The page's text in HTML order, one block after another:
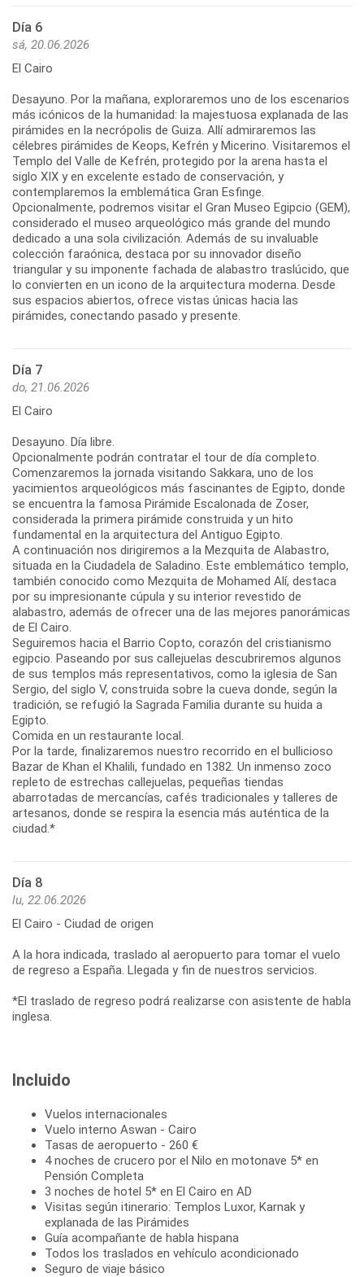
Día 6
sá, 20.06.2026
El Cairo
Desayuno. Por la mañana, exploraremos uno de los escenarios
más icónicos de la humanidad: la majestuosa explanada de las
pirámides en la necrópolis de Guiza. Allí admiraremos las
célebres pirámides de Keops, Kefrén y Micerino. Visitaremos el
Templo del Valle de Kefrén, protegido por la arena hasta el
siglo XIX y en excelente estado de conservación, y
contemplaremos la emblemática Gran Esfinge.
Opcionalmente, podremos visitar el Gran Museo Egipcio (GEM),
considerado el museo arqueológico más grande del mundo
dedicado a una sola civilización. Además de su invaluable
colección faraónica, destaca por su innovador diseño
triangular y su imponente fachada de alabastro traslúcido, que
lo convierten en un icono de la arquitectura moderna. Desde
sus espacios abiertos, ofrece vistas únicas hacia las
pirámides, conectando pasado y presente.
Día 7
do, 21.06.2026
El Cairo
Desayuno. Día libre.
Opcionalmente podrán contratar el tour de día completo.
Comenzaremos la jornada visitando Sakkara, uno de los
yacimientos arqueológicos más fascinantes de Egipto, donde
se encuentra la famosa Pirámide Escalonada de Zoser,
considerada la primera pirámide construida y un hito
fundamental en la arquitectura del Antiguo Egipto.
A continuación nos dirigiremos a la Mezquita de Alabastro,
situada en la Ciudadela de Saladino. Este emblemático templo,
también conocido como Mezquita de Mohamed Alí, destaca
por su impresionante cúpula y su interior revestido de
alabastro, además de ofrecer una de las mejores panorámicas
de El Cairo.
Seguiremos hacia el Barrio Copto, corazón del cristianismo
egipcio. Paseando por sus callejuelas descubriremos algunos
de sus templos más representativos, como la iglesia de San
Sergio, del siglo V, construida sobre la cueva donde, según la
tradición, se refugió la Sagrada Familia durante su huida a
Egipto.
Comida en un restaurante local.
Por la tarde, finalizaremos nuestro recorrido en el bullicioso
Bazar de Khan el Khalili, fundado en 1382. Un inmenso zoco
repleto de estrechas callejuelas, pequeñas tiendas
abarrotadas de mercancías, cafés tradicionales y talleres de
artesanos, donde se respira la esencia más auténtica de la
ciudad.*
Día 8
lu, 22.06.2026
El Cairo - Ciudad de origen
A la hora indicada, traslado al aeropuerto para tomar el vuelo
de regreso a España. Llegada y fin de nuestros servicios.
*El traslado de regreso podrá realizarse con asistente de habla
inglesa.
Incluido
Vuelos internacionales
Vuelo interno Aswan - Cairo
Tasas de aeropuerto - 260 €
4 noches de crucero por el Nilo en motonave 5* en
Pensión Completa
3 noches de hotel 5* en El Cairo en AD
Visitas según itinerario: Templos Luxor, Karnak y
explanada de las Pirámides
Guía acompañante de habla hispana
Todos los traslados en vehículo acondicionado
Seguro de viaje básico